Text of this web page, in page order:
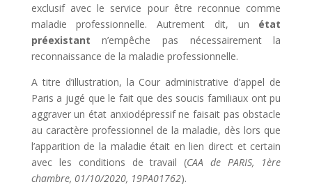
exclusif avec le service pour être reconnue comme
maladie professionnelle. Autrement dit, un état
préexistant n’empêche pas nécessairement la
reconnaissance de la maladie professionnelle.
A titre d’illustration, la Cour administrative d’appel de
Paris a jugé que le fait que des soucis familiaux ont pu
aggraver un état anxiodépressif ne faisait pas obstacle
au caractère professionnel de la maladie, dès lors que
l’apparition de la maladie était en lien direct et certain
avec les conditions de travail (CAA de PARIS, 1ère
chambre, 01/10/2020, 19PA01762).